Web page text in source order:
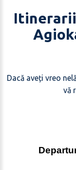
Dacă aveți vreo
vă